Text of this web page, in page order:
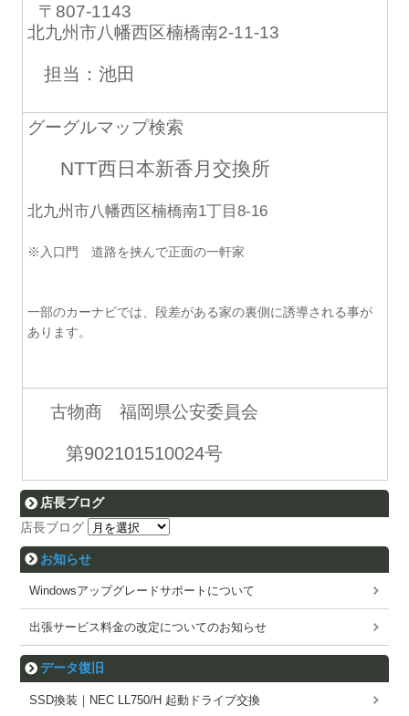
〒807-1143
北九州市八幡西区楠橋南2-11-13
担当：池田
グーグルマップ検索
NTT西日本新香月交換所
北九州市八幡西区楠橋南1丁目8-16
※入口門 道路を挟んで正面の一軒家
一部のカーナビでは、段差がある家の裏側に誘導される事が
あります。
古物商 福岡県公安委員会
第902101510024号
店長ブログ
店長ブログ
お知らせ
Windowsアップグレードサポートについて
出張サービス料金の改定についてのお知らせ
データ復旧
SSD換装｜NEC LL750/H 起動ドライブ交換